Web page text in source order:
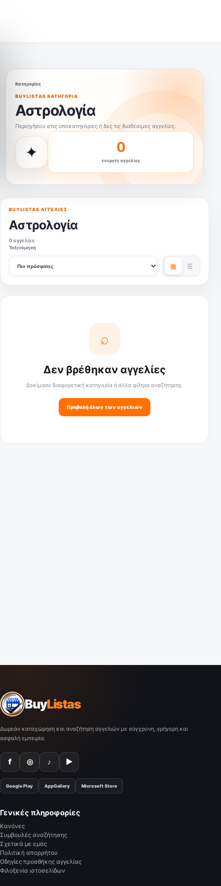
Κατηγορίες
BUYLISTAS ΚΑΤΗΓΟΡΊΑ
Αστρολογία
Περιηγήσου στις υποκατηγορίες ή δες τις διαθέσιμες αγγελίες.
✦ 0
ενεργές αγγελίες
BUYLISTAS ΑΓΓΕΛΊΕΣ
Αστρολογία
0 αγγελίες
Ταξινόμηση
▦ ☰
⌕
Δεν βρέθηκαν αγγελίες
Δοκίμασε διαφορετική κατηγορία ή άλλα φίλτρα αναζήτησης.
Προβολή όλων των αγγελιών
BuyListas
Δωρεάν καταχώρηση και αναζήτηση αγγελιών με σύγχρονη, γρήγορη και
ασφαλή εμπειρία.
f ◎ ♪ ▶
Google Play AppGallery Microsoft Store
Γενικές πληροφορίες
Κανόνες
Συμβουλές αναζήτησης
Σχετικά με εμάς
Πολιτική απορρήτου
Οδηγίες προσθήκης αγγελίας
Φιλοξενία ιστοσελίδων